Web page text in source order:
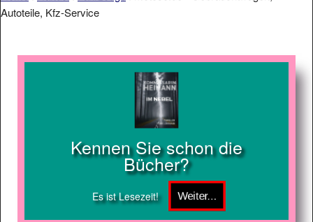
Autoteile, Kfz-Service
Kennen Sie schon die
Bücher?
Es ist Lesezeit!